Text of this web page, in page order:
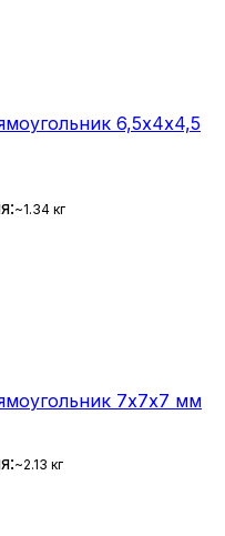
6,5х4х4,5
~1.34 кг
7х7х7 мм
~2.13 кг